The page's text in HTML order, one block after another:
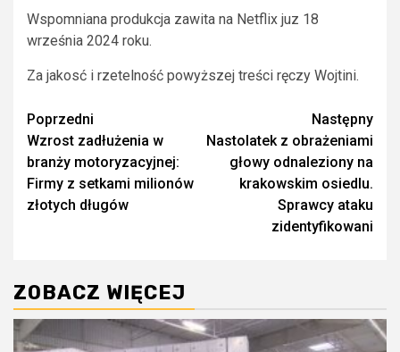
Wspomniana produkcja zawita na Netflix juz 18
września 2024 roku.
Za jakosć i rzetelność powyższej treści ręczy Wojtini.
Zobacz
wpisy
Poprzedni
Wzrost zadłużenia w
branży motoryzacyjnej:
Firmy z setkami milionów
złotych długów
Następny
Nastolatek z obrażeniami
głowy odnaleziony na
krakowskim osiedlu.
Sprawcy ataku
zidentyfikowani
ZOBACZ WIĘCEJ